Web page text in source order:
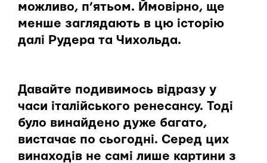
можливо, п’ятьом. Ймовірно, ще
менше заглядають в цю історію
далі Рудера та Чихольда.
Давайте подивимось відразу у
часи італійського ренесансу. Тоді
було винайдено дуже багато,
вистачає по сьогодні. Серед цих
винаходів не самі лише картини з